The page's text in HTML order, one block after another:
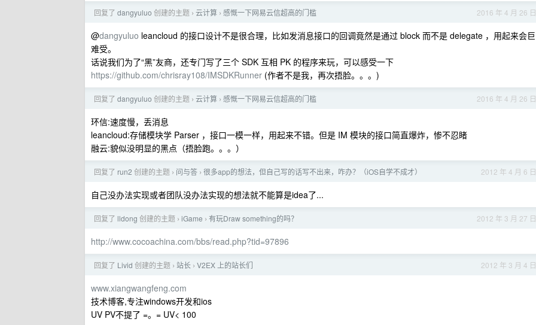
2016 年 4 月 26 日
回复了 dangyuluo 创建的主题 › 云计算 › 感慨一下网易云信超高的门槛
@dangyuluo leancloud 的接口设计不是很合理，比如发消息接口的回调竟然是通过 block 而不是 delegate ，用起来会巨
难受。
话说我们为了“黑”友商，还专门写了三个 SDK 互相 PK 的程序来玩，可以感受一下
https://github.com/chrisray108/IMSDKRunner (作者不是我，再次捂脸。。。)
2016 年 4 月 26 日
回复了 dangyuluo 创建的主题 › 云计算 › 感慨一下网易云信超高的门槛
环信:速度慢，丢消息
leancloud:存储模块学 Parser ，接口一模一样，用起来不错。但是 IM 模块的接口简直爆炸，惨不忍睹
融云:貌似没明显的黑点（捂脸跑。。。）
2012 年 4 月 6 日
回复了 run2 创建的主题 › 问与答 › 很多app的想法，但自己写的话写不出来，咋办？（iOS自学不成才）
自己没办法实现或者团队没办法实现的想法就不能算是idea了...
2012 年 3 月 27 日
回复了 lldong 创建的主题 › iGame › 有玩Draw something的吗？
http://www.cocoachina.com/bbs/read.php?tid=97896
2012 年 3 月 4 日
回复了 Livid 创建的主题 › 站长 › V2EX 上的站长们
www.xiangwangfeng.com
技术博客,专注windows开发和ios
UV PV不提了 =。= UV< 100